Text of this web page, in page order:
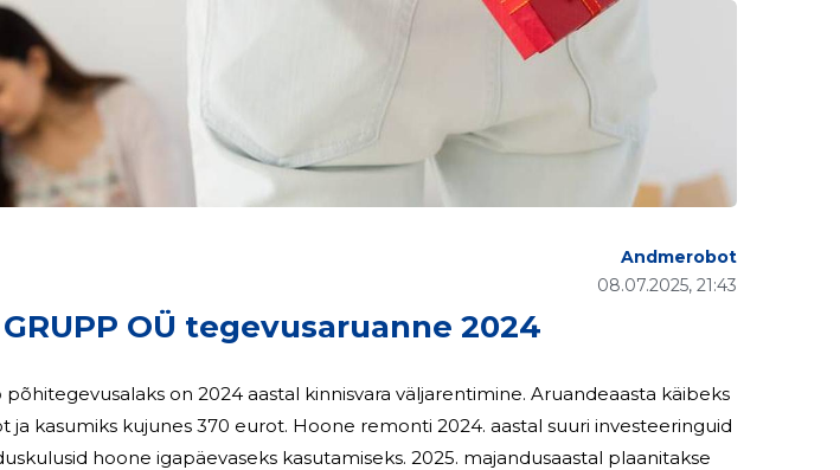
OÜ tegevusaruanne 2024
08.07.2025, 21:43
Andmerobot
on 2024 aastal kinnisvara väljarentimine. Aruandeaasta käibeks
370 eurot. Hoone remonti 2024. aastal suuri investeeringuid
igapäevaseks kasutamiseks. 2025. majandusaastal plaanitakse